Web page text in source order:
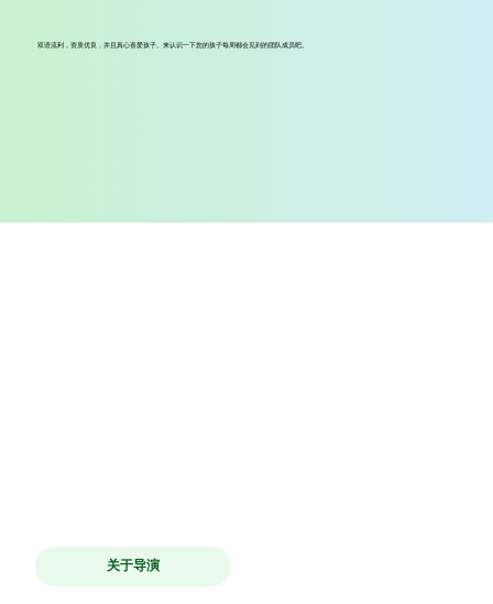
双语流利，资质优良，并且真心喜爱孩子。来认识一下您的孩子每周都会见到的团队成员吧。
关于导演